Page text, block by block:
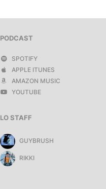
PODCAST
SPOTIFY
APPLE ITUNES
AMAZON MUSIC
YOUTUBE
LO STAFF
GUYBRUSH
RIKKI